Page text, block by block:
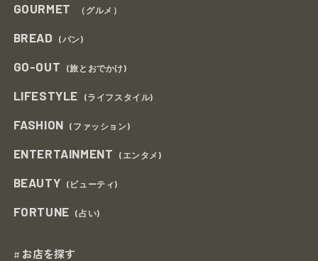
GOURMET （グルメ）
BREAD (パン)
GO-OUT (旅とおでかけ)
LIFESTYLE (ライフスタイル)
FASHION (ファッション)
ENTERTAINMENT (エンタメ)
BEAUTY (ビューティ)
FORTUNE (占い)
# お店を探す